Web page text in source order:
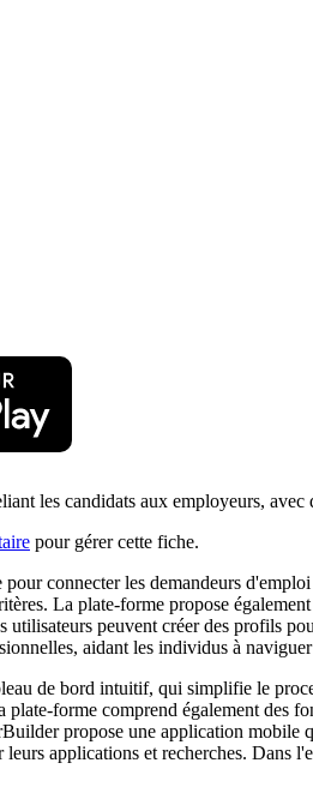
les candidats aux employeurs,
pour gérer cette fiche.
connecter les demandeurs
La plate-forme propose
peuvent créer des profils
aidant les individus à
de bord intuitif, qui simplifie le
forme comprend également des
propose une application
applications et recherches.